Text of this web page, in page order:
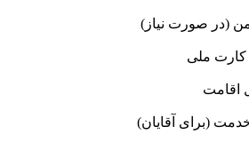
(در صورت نیاز)
کارت ملی
اقامت
(برای آقایان)